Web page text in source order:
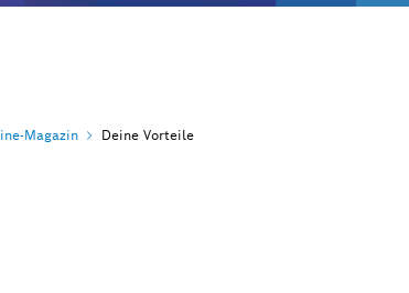
Magazin Deine Vorteile